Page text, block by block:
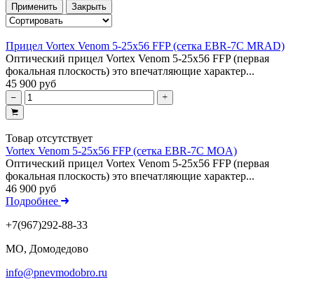
Применить
Закрыть
Прицел Vortex Venom 5-25x56 FFP (сетка EBR-7C MRAD)
Оптический прицел Vortex Venom 5-25x56 FFP (первая
фокальная плоскость) это впечатляющие характер...
45 900 руб
Товар отсутствует
Vortex Venom 5-25x56 FFP (сетка EBR-7C MOA)
Оптический прицел Vortex Venom 5-25x56 FFP (первая
фокальная плоскость) это впечатляющие характер...
46 900 руб
Подробнее
+7(967)292-88-33
МО, Домодедово
info@pnevmodobro.ru